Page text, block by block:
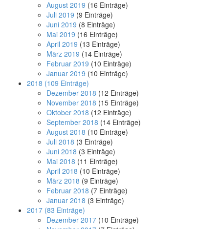
August 2019 (16 Einträge)
Juli 2019 (9 Einträge)
Juni 2019 (8 Einträge)
Mai 2019 (16 Einträge)
April 2019 (13 Einträge)
März 2019 (14 Einträge)
Februar 2019 (10 Einträge)
Januar 2019 (10 Einträge)
2018 (109 Einträge)
Dezember 2018 (12 Einträge)
November 2018 (15 Einträge)
Oktober 2018 (12 Einträge)
September 2018 (14 Einträge)
August 2018 (10 Einträge)
Juli 2018 (3 Einträge)
Juni 2018 (3 Einträge)
Mai 2018 (11 Einträge)
April 2018 (10 Einträge)
März 2018 (9 Einträge)
Februar 2018 (7 Einträge)
Januar 2018 (3 Einträge)
2017 (83 Einträge)
Dezember 2017 (10 Einträge)